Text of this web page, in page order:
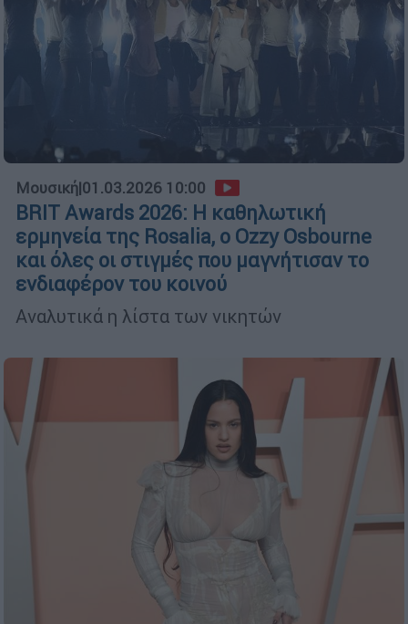
Μουσική|01.03.2026 10:00
BRIT Awards 2026: Η καθηλωτική
ερμηνεία της Rosalia, ο Ozzy Osbourne
και όλες οι στιγμές που μαγνήτισαν το
ενδιαφέρον του κοινού
Αναλυτικά η λίστα των νικητών